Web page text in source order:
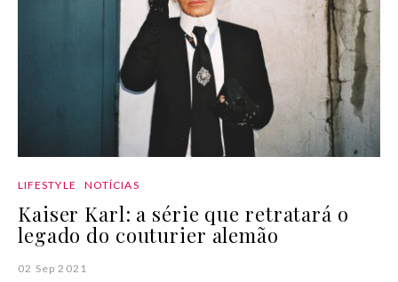
LIFESTYLE NOTÍCIAS
Kaiser Karl: a série que retratará o
legado do couturier alemão
02 Sep 2021